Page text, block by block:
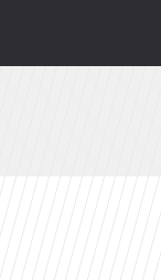
niespodziankę